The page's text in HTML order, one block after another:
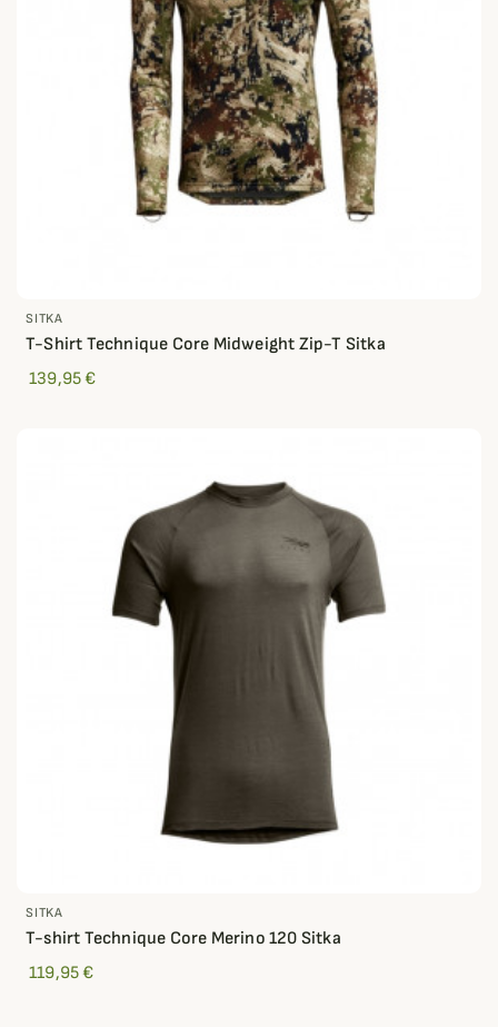
SITKA
T-Shirt Technique Core Midweight Zip-T Sitka
139,95 €
SITKA
T-shirt Technique Core Merino 120 Sitka
119,95 €